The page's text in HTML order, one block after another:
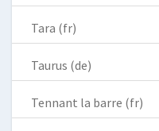
Tara (fr)
Taurus (de)
Tennant la barre (fr)